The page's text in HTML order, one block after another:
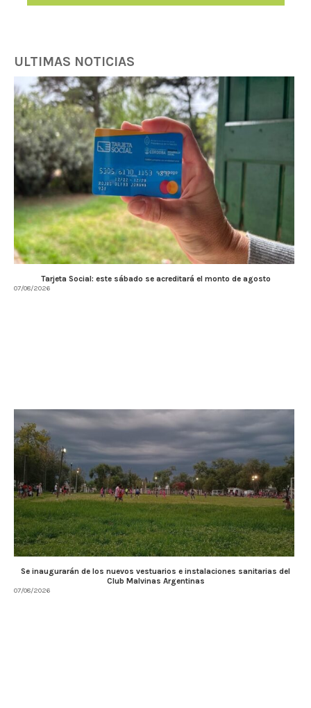
ULTIMAS NOTICIAS
Tarjeta Social: este sábado se acreditará el monto de agosto
07/08/2026
Se inaugurarán de los nuevos vestuarios e instalaciones sanitarias del
Club Malvinas Argentinas
07/08/2026